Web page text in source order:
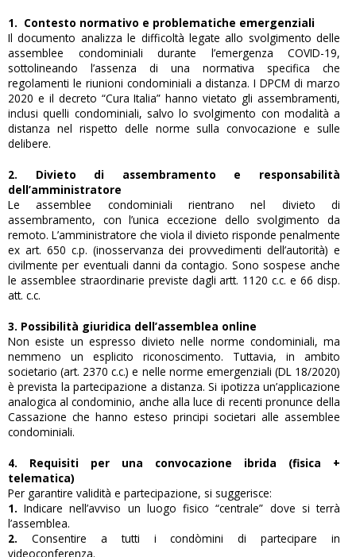
1. Contesto normativo e problematiche emergenziali
Il documento analizza le difficoltà legate allo svolgimento delle
assemblee condominiali durante l’emergenza COVID-19,
sottolineando l’assenza di una normativa specifica che
regolamenti le riunioni condominiali a distanza. I DPCM di marzo
2020 e il decreto “Cura Italia” hanno vietato gli assembramenti,
inclusi quelli condominiali, salvo lo svolgimento con modalità a
distanza nel rispetto delle norme sulla convocazione e sulle
delibere.
2. Divieto di assembramento e responsabilità
dell’amministratore
Le assemblee condominiali rientrano nel divieto di
assembramento, con l’unica eccezione dello svolgimento da
remoto. L’amministratore che viola il divieto risponde penalmente
ex art. 650 c.p. (inosservanza dei provvedimenti dell’autorità) e
civilmente per eventuali danni da contagio. Sono sospese anche
le assemblee straordinarie previste dagli artt. 1120 c.c. e 66 disp.
att. c.c.
3. Possibilità giuridica dell’assemblea online
Non esiste un espresso divieto nelle norme condominiali, ma
nemmeno un esplicito riconoscimento. Tuttavia, in ambito
societario (art. 2370 c.c.) e nelle norme emergenziali (DL 18/2020)
è prevista la partecipazione a distanza. Si ipotizza un’applicazione
analogica al condominio, anche alla luce di recenti pronunce della
Cassazione che hanno esteso principi societari alle assemblee
condominiali.
4. Requisiti per una convocazione ibrida (fisica +
telematica)
Per garantire validità e partecipazione, si suggerisce:
1. Indicare nell’avviso un luogo fisico “centrale” dove si terrà
l’assemblea.
2. Consentire a tutti i condòmini di partecipare in
videoconferenza.